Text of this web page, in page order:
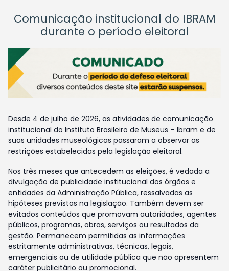
Comunicação institucional do IBRAM
durante o período eleitoral
Desde 4 de julho de 2026, as atividades de comunicação
institucional do Instituto Brasileiro de Museus – Ibram e de
suas unidades museológicas passaram a observar as
restrições estabelecidas pela legislação eleitoral.
Nos três meses que antecedem as eleições, é vedada a
divulgação de publicidade institucional dos órgãos e
entidades da Administração Pública, ressalvadas as
hipóteses previstas na legislação. Também devem ser
evitados conteúdos que promovam autoridades, agentes
públicos, programas, obras, serviços ou resultados da
gestão. Permanecem permitidas as informações
estritamente administrativas, técnicas, legais,
emergenciais ou de utilidade pública que não apresentem
caráter publicitário ou promocional.